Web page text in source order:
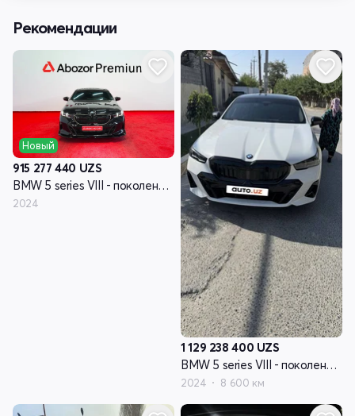
Рекомендации
Новый
915 277 440 UZS
BMW 5 series VIII - поколение G60/G61/G68
2024
1 129 238 400 UZS
BMW 5 series VIII - поколение G60/G61/G68
2024 8 600 км